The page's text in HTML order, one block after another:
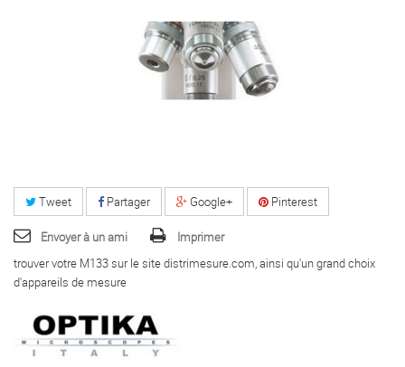
Tweet Partager Google+ Pinterest
Envoyer à un ami
Imprimer
trouver votre M133 sur le site distrimesure.com, ainsi qu'un grand choix
d'appareils de mesure